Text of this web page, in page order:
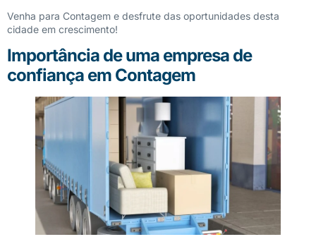
Venha para Contagem e desfrute das oportunidades desta
cidade em crescimento!
Importância de uma empresa de
confiança em Contagem